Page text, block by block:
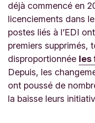
déjà commencé en
licenciements dans
postes liés à l’EDI
premiers supprimés,
disproportionnée les
Depuis, les
ont poussé de
la baisse leurs